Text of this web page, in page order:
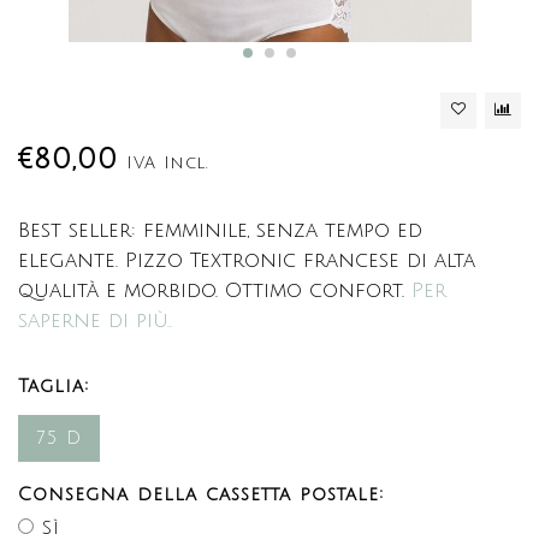
€80,00 IVA Incl.
Best seller: femminile, senza tempo ed
elegante. Pizzo Textronic francese di alta
qualità e morbido. Ottimo confort. Per
saperne di più..
Taglia:
75 D
Consegna della cassetta postale:
Sì